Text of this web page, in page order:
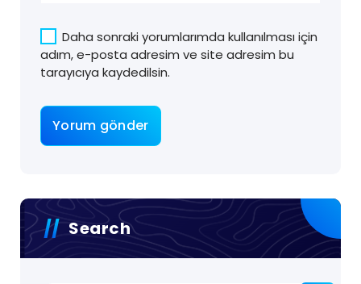
Daha sonraki yorumlarımda kullanılması için
adım, e-posta adresim ve site adresim bu
tarayıcıya kaydedilsin.
Search